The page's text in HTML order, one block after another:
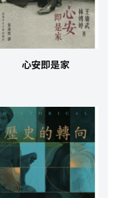
心安即是家